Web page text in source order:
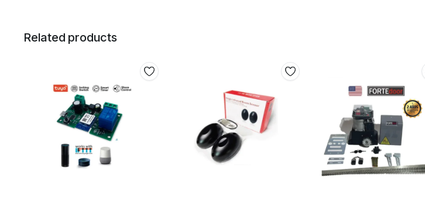
Related products